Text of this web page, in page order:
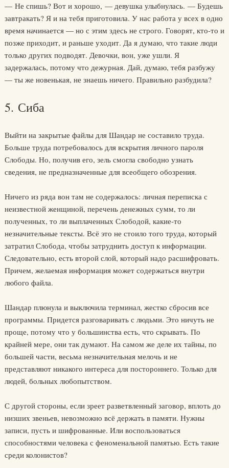
— Не спишь? Вот и хорошо, — девушка улыбнулась. — Будешь
завтракать? Я и на тебя приготовила. У нас работа у всех в одно
время начинается — но с этим здесь не строго. Говорят, кто-то и
позже приходит, и раньше уходит. Да я думаю, что такие люди
только других подводят. Девочки, вон, уже ушли. Я
задержалась, потому что дежурная. Дай, думаю, тебя разбужу
— ты же новенькая, не знаешь ничего. Правильно разбудила?
5. Сиба
Выйти на закрытые файлы для Шандар не составило труда.
Больше труда потребовалось для вскрытия личного пароля
Слободы. Но, получив его, зель смогла свободно узнать
сведения, не предназначенные для всеобщего обозрения.
Ничего из ряда вон там не содержалось: личная переписка с
неизвестной женщиной, перечень денежных сумм, то ли
полученных, то ли выплаченных Слободой, какие-то
незначительные тексты. Всё это не стоило того труда, который
затратил Слобода, чтобы затруднить доступ к информации.
Следовательно, есть второй слой, который надо расшифровать.
Причем, желаемая информация может содержаться внутри
любого файла.
Шандар плюнула и выключила терминал, жестко сбросив все
программы. Придется разговаривать с людьми. Это ничуть не
проще, потому что у большинства есть, что скрывать. По
крайней мере, они так думают. На самом же деле их тайны, по
большей части, весьма незначительная мелочь и не
представляют никакого интереса для постороннего. Только для
людей, больных любопытством.
С другой стороны, если зреет разветвленный заговор, вплоть до
низших звеньев, невозможно всё держать в памяти. Нужны
записи, пусть и шифрованные. Или воспользоваться
способностями человека с феноменальной памятью. Есть такие
среди колонистов?